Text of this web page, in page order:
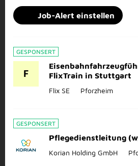
Job-Alert einstellen
GESPONSERT
F
FlixTrain in Stuttgart
Flix SE Pforzheim
GESPONSERT
Pflegedienstleitung
Korian Holding GmbH